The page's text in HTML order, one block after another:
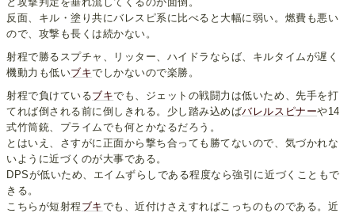
反面、キル・塗り共にバレスピ系に比べると大幅に弱い。燃費も悪い
ので、攻撃も長くは続かない。
射程で勝るスプチャ、リッター、ハイドラならば、キルタイムが遅く
機動力も低いブキでしかないので楽勝。
射程で負けているブキでも、ジェットの戦闘力は低いため、先手を打
てれば倒される前に倒しきれる。少し踏み込めばバレルスピナーや14
式竹筒銃、プライムでも何とかなるだろう。
とはいえ、さすがに正面から撃ち合っても勝てないので、気づかれな
いように近づくのが大事である。
DPSが低いため、エイムずらしである程度なら強引に近づくこともで
きる。
こちらが短射程 ブキでも、近付けさえすればこっちのものである。近